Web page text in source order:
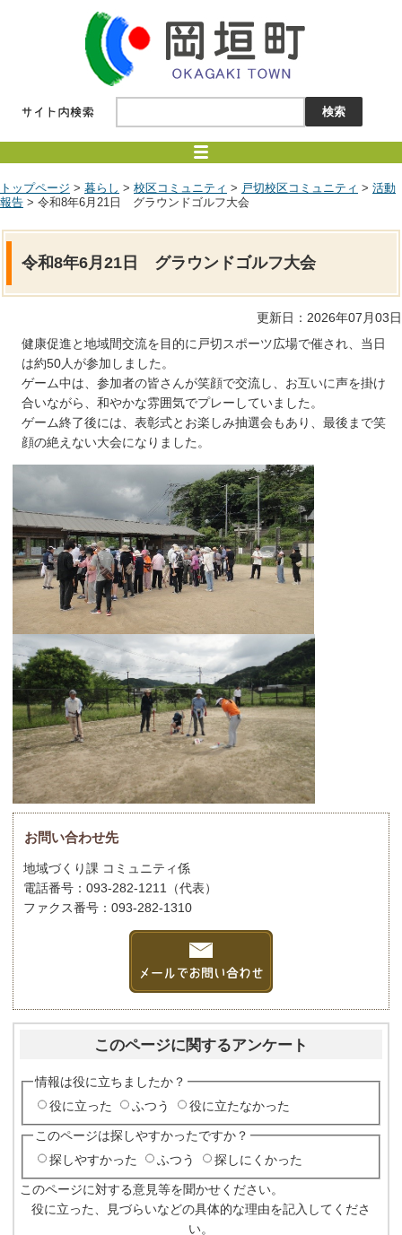
トップページ > 暮らし > 校区コミュニティ > 戸切校区コミュニティ > 活動
報告 > 令和8年6月21日 グラウンドゴルフ大会
令和8年6月21日 グラウンドゴルフ大会
更新日：2026年07月03日
健康促進と地域間交流を目的に戸切スポーツ広場で催され、当日
は約50人が参加しました。
ゲーム中は、参加者の皆さんが笑顔で交流し、お互いに声を掛け
合いながら、和やかな雰囲気でプレーしていました。
ゲーム終了後には、表彰式とお楽しみ抽選会もあり、最後まで笑
顔の絶えない大会になりました。
お問い合わせ先
地域づくり課 コミュニティ係
電話番号：093-282-1211（代表）
ファクス番号：093-282-1310
このページに関するアンケート
情報は役に立ちましたか？
役に立った
ふつう 役に立たなかった
このページは探しやすかったですか？
探しやすかった
ふつう 探しにくかった
このページに対する意見等を聞かせください。
役に立った、見づらいなどの具体的な理由を記入してくださ
い。